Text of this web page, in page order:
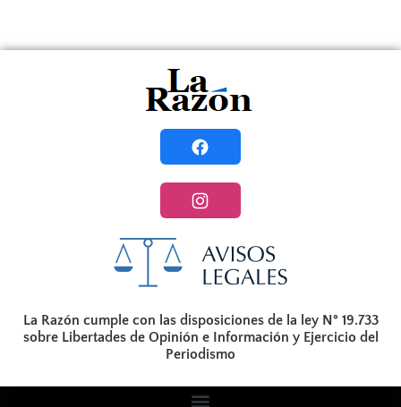
La Razón cumple con las disposiciones de la ley N° 19.733
sobre Libertades de Opinión e Información y Ejercicio del
Periodismo